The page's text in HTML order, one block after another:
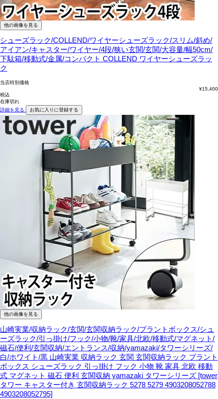
他の画像を見る
シューズラック/COLLEND/ワイヤーシューズラック/スリム/斜め/
アイアン/キャスター/ワイヤー/4段/狭い玄関/玄関/大容量/幅50cm/
下駄箱/移動式/金属/コンパクト COLLEND ワイヤーシューズラッ
ク
当店特別価格
¥15,400
税込
在庫切れ
詳細を見る
お気に入りに登録する
他の画像を見る
山崎実業/収納ラック/玄関/玄関収納ラック/プラントボックス/シュ
ーズラック/引っ掛け/フック/小物/靴/家具/北欧/移動式/マグネット/
磁石/便利/玄関収納/エントランス/収納/yamazaki/タワーシリーズ/
白/ホワイト/黒 山崎実業 収納ラック 玄関 玄関収納ラック プラント
ボックス シューズラック 引っ掛け フック 小物 靴 家具 北欧 移動
式 マグネット 磁石 便利 玄関収納 yamazaki タワーシリーズ [tower
タワー キャスター付き 玄関収納ラック 5278 5279 4903208052788
4903208052795]